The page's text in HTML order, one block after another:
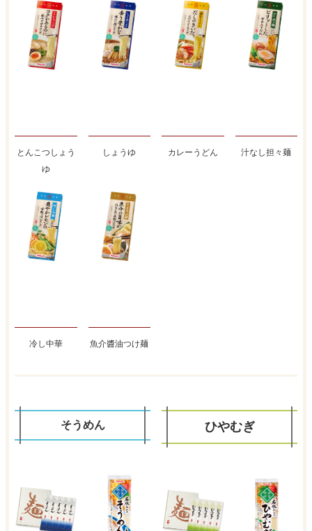
とんこつしょう
ゆ
しょうゆ カレーうどん 汁なし担々麺
冷し中華 魚介醬油つけ麺
そうめん ひやむぎ